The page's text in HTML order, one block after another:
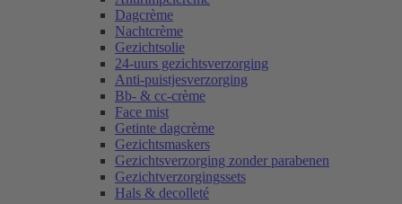
Dagcrème
Nachtcrème
Gezichtsolie
24-uurs gezichtsverzorging
Anti-puistjesverzorging
Bb- & cc-crème
Face mist
Getinte dagcrème
Gezichtsmaskers
Gezichtsverzorging zonder parabenen
Gezichtverzorgingssets
Hals & decolleté